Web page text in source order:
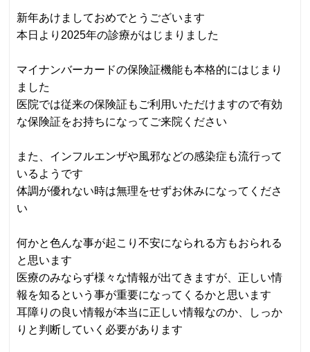
アクセス
新年あけましておめでとうございます
本日より2025年の診療がはじまりました
マイナンバーカードの保険証機能も本格的にはじまり
ました
医院では従来の保険証もご利用いただけますので有効
な保険証をお持ちになってご来院ください
また、インフルエンザや風邪などの感染症も流行って
いるようです
体調が優れない時は無理をせずお休みになってくださ
い
何かと色んな事が起こり不安になられる方もおられる
と思います
医療のみならず様々な情報が出てきますが、正しい情
報を知るという事が重要になってくるかと思います
耳障りの良い情報が本当に正しい情報なのか、しっか
りと判断していく必要があります